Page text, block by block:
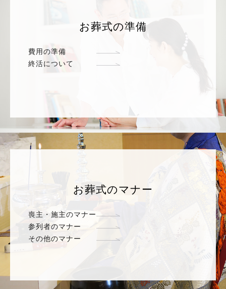
お葬式の準備
費用の準備
終活について
お葬式のマナー
喪主・施主のマナー
参列者のマナー
その他のマナー